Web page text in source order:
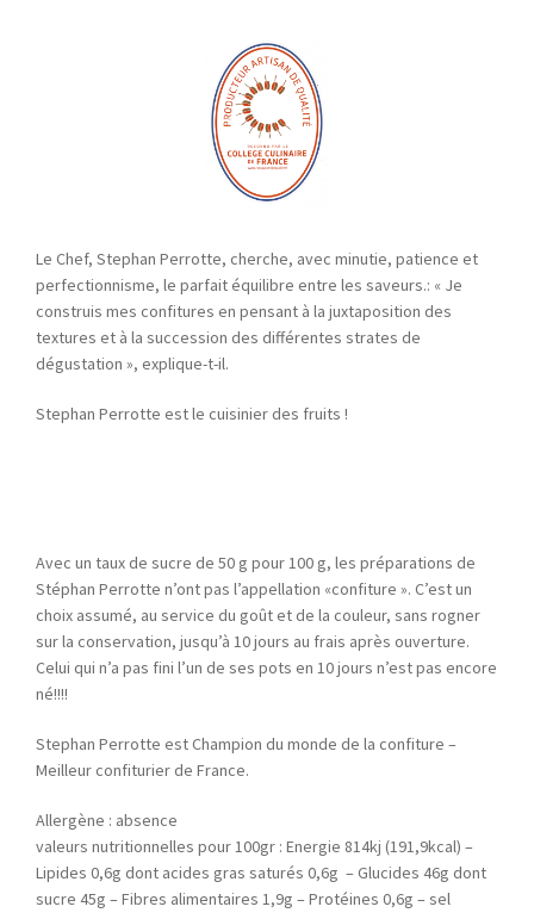
Le Chef, Stephan Perrotte, cherche, avec minutie, patience et
perfectionnisme, le parfait équilibre entre les saveurs.: « Je
construis mes confitures en pensant à la juxtaposition des
textures et à la succession des différentes strates de
dégustation », explique-t-il.
Stephan Perrotte est le cuisinier des fruits !
Avec un taux de sucre de 50 g pour 100 g, les préparations de
Stéphan Perrotte n’ont pas l’appellation «confiture ». C’est un
choix assumé, au service du goût et de la couleur, sans rogner
sur la conservation, jusqu’à 10 jours au frais après ouverture.
Celui qui n’a pas fini l’un de ses pots en 10 jours n’est pas encore
né!!!!
Stephan Perrotte est Champion du monde de la confiture –
Meilleur confiturier de France.
Allergène : absence
valeurs nutritionnelles pour 100gr : Energie 814kj (191,9kcal) –
Lipides 0,6g dont acides gras saturés 0,6g – Glucides 46g dont
sucre 45g – Fibres alimentaires 1,9g – Protéines 0,6g – sel